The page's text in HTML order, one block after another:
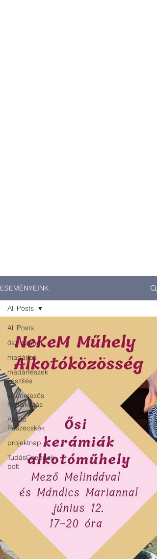
ESEMÉNYEINK
All Posts
őszi szünet
madárles
madárfészek
készítés
kísérletezős
foglalkozás
Alkotó
Részecskék
projektnap
TudásCseppek
bolt
All Posts